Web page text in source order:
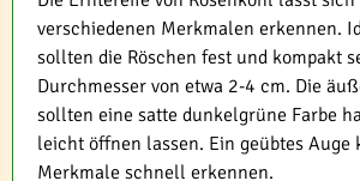
verschiedenen Merkmalen erkennen.
sollten die Röschen fest und kompakt
Durchmesser von etwa 2-4 cm. Die
sollten eine satte dunkelgrüne Farbe
leicht öffnen lassen. Ein geübtes Auge
Merkmale schnell erkennen.